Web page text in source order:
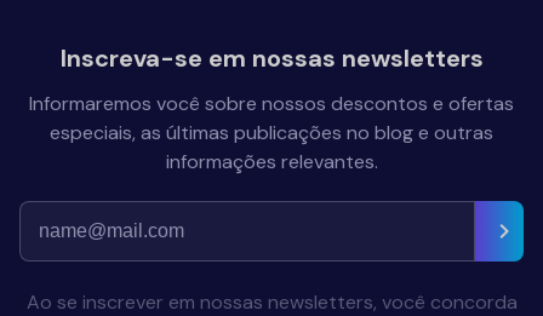
Inscreva-se em nossas newsletters
Informaremos você sobre nossos descontos e ofertas
especiais, as últimas publicações no blog e outras
informações relevantes.
Ao se inscrever em nossas newsletters, você concorda